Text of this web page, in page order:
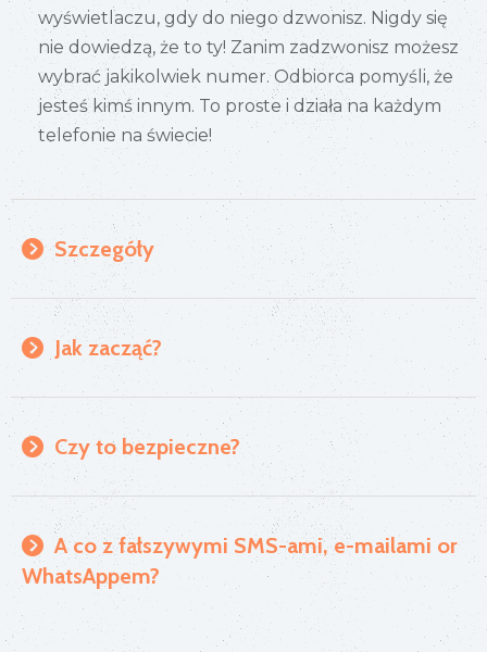
wyświetlaczu, gdy do niego dzwonisz. Nigdy się
nie dowiedzą, że to ty! Zanim zadzwonisz możesz
wybrać jakikolwiek numer. Odbiorca pomyśli, że
jesteś kimś innym. To proste i działa na każdym
telefonie na świecie!
Szczegóły
Jak zacząć?
Czy to bezpieczne?
A co z fałszywymi SMS-ami, e-mailami or
WhatsAppem?